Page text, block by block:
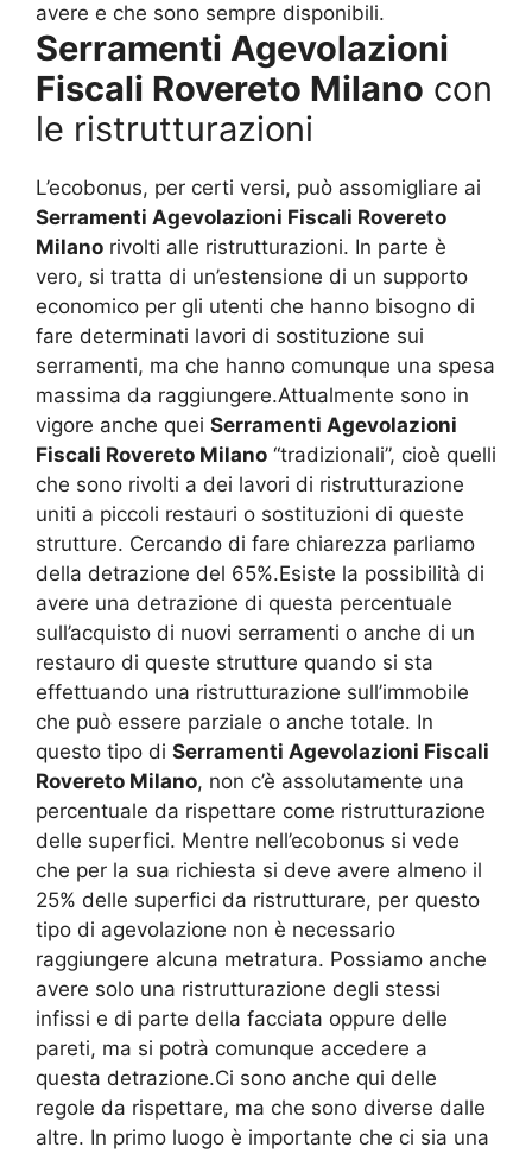
avere e che sono sempre disponibili.
Serramenti Agevolazioni
Fiscali Rovereto Milano con
le ristrutturazioni
L’ecobonus, per certi versi, può assomigliare ai
Serramenti Agevolazioni Fiscali Rovereto
Milano rivolti alle ristrutturazioni. In parte è
vero, si tratta di un’estensione di un supporto
economico per gli utenti che hanno bisogno di
fare determinati lavori di sostituzione sui
serramenti, ma che hanno comunque una spesa
massima da raggiungere.Attualmente sono in
vigore anche quei Serramenti Agevolazioni
Fiscali Rovereto Milano “tradizionali”, cioè quelli
che sono rivolti a dei lavori di ristrutturazione
uniti a piccoli restauri o sostituzioni di queste
strutture. Cercando di fare chiarezza parliamo
della detrazione del 65%.Esiste la possibilità di
avere una detrazione di questa percentuale
sull’acquisto di nuovi serramenti o anche di un
restauro di queste strutture quando si sta
effettuando una ristrutturazione sull’immobile
che può essere parziale o anche totale. In
questo tipo di Serramenti Agevolazioni Fiscali
Rovereto Milano, non c’è assolutamente una
percentuale da rispettare come ristrutturazione
delle superfici. Mentre nell’ecobonus si vede
che per la sua richiesta si deve avere almeno il
25% delle superfici da ristrutturare, per questo
tipo di agevolazione non è necessario
raggiungere alcuna metratura. Possiamo anche
avere solo una ristrutturazione degli stessi
infissi e di parte della facciata oppure delle
pareti, ma si potrà comunque accedere a
questa detrazione.Ci sono anche qui delle
regole da rispettare, ma che sono diverse dalle
altre. In primo luogo è importante che ci sia una